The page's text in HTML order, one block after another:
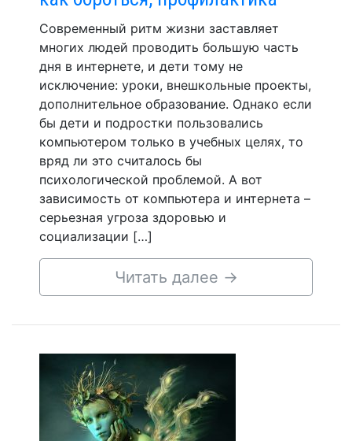
Современный ритм жизни заставляет
многих людей проводить большую часть
дня в интернете, и дети тому не
исключение: уроки, внешкольные проекты,
дополнительное образование. Однако если
бы дети и подростки пользовались
компьютером только в учебных целях, то
вряд ли это считалось бы
психологической проблемой. А вот
зависимость от компьютера и интернета –
серьезная угроза здоровью и
социализации […]
Читать далее →